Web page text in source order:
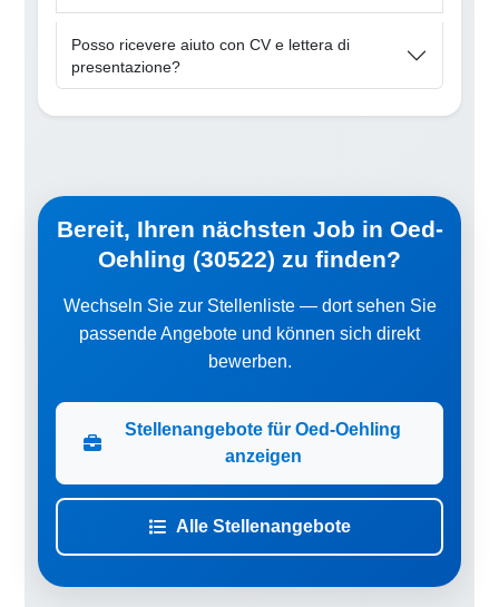
Posso ricevere aiuto con CV e lettera di
presentazione?
Bereit, Ihren nächsten Job in Oed-
Oehling (30522) zu finden?
Wechseln Sie zur Stellenliste — dort sehen Sie
passende Angebote und können sich direkt
bewerben.
Stellenangebote für Oed-Oehling
anzeigen
Alle Stellenangebote